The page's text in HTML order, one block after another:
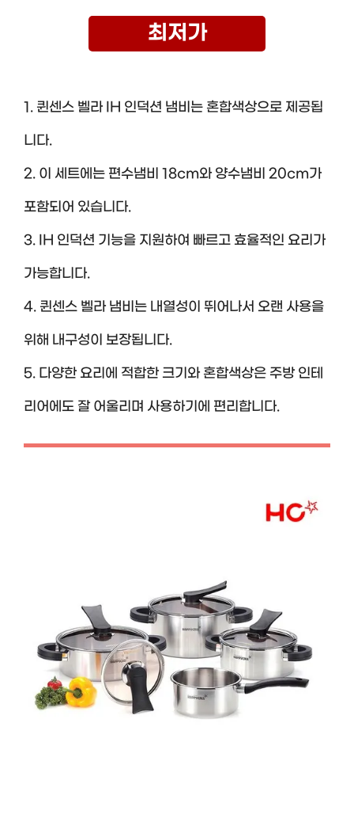
최저가
1. 퀸센스 벨라 IH 인덕션 냄비는 혼합색상으로 제공됩
니다.
2. 이 세트에는 편수냄비 18cm와 양수냄비 20cm가
포함되어 있습니다.
3. IH 인덕션 기능을 지원하여 빠르고 효율적인 요리가
가능합니다.
4. 퀸센스 벨라 냄비는 내열성이 뛰어나서 오랜 사용을
위해 내구성이 보장됩니다.
5. 다양한 요리에 적합한 크기와 혼합색상은 주방 인테
리어에도 잘 어울리며 사용하기에 편리합니다.